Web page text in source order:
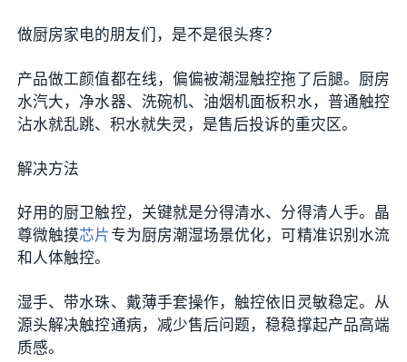
做厨房家电的朋友们，是不是很头疼？
产品做工颜值都在线，偏偏被潮湿触控拖了后腿。厨房
水汽大，净水器、洗碗机、油烟机面板积水，普通触控
沾水就乱跳、积水就失灵，是售后投诉的重灾区。
解决方法
好用的厨卫触控，关键就是分得清水、分得清人手。晶
尊微触摸芯片 专为厨房潮湿场景优化，可精准识别水流
和人体触控。
湿手、带水珠、戴薄手套操作，触控依旧灵敏稳定。 从
源头解决触控通病，减少售后问题，稳稳撑起产品高端
质感。